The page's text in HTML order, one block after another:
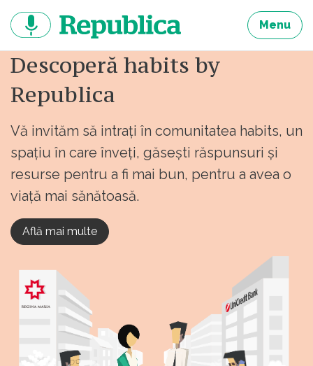
continut
Menu
Descoperă habits by
Republica
Vă invităm să intrați în comunitatea habits, un
spațiu în care înveți, găsești răspunsuri și
resurse pentru a fi mai bun, pentru a avea o
viață mai sănătoasă.
Află mai multe